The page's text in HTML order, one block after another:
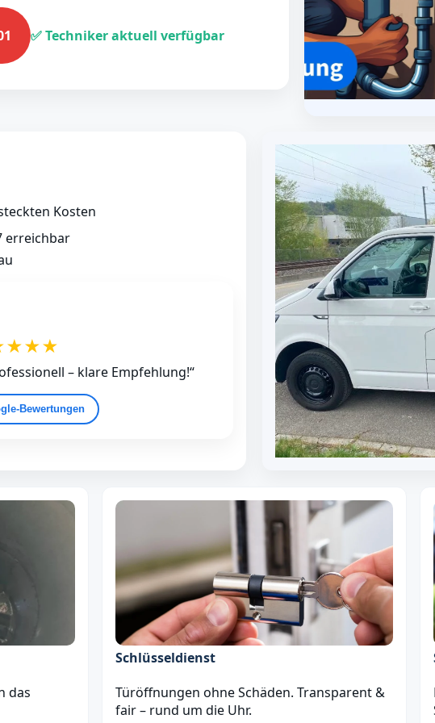
✅ Techniker aktuell verfügbar
Kosten
erreichbar
– klare Empfehlung!“
das
Schlüsseldienst
Türöffnungen ohne Schäden. Transparent &
fair – rund um die Uhr.